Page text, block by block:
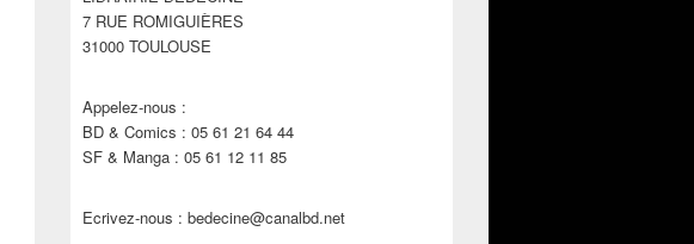
barre
latérale
7 RUE ROMIGUIÈRES
31000 TOULOUSE
Appelez-nous :
BD & Comics : 05 61 21 64 44
SF & Manga : 05 61 12 11 85
Ecrivez-nous : bedecine@canalbd.net